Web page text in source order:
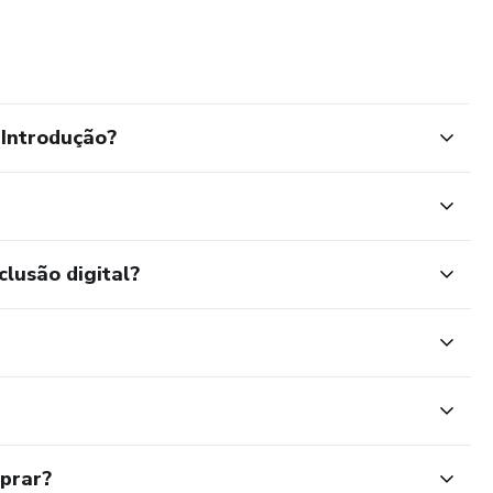
digital?